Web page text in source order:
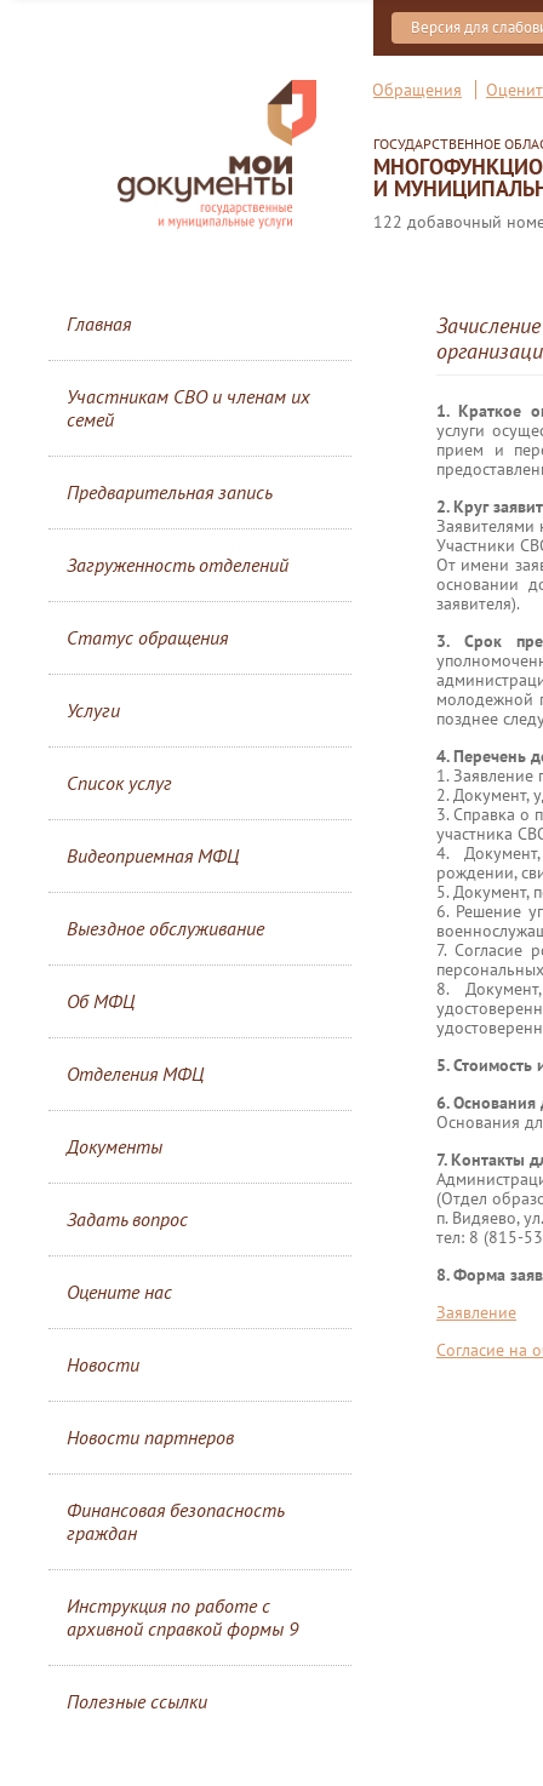
Версия для
Обращения
ГОСУДАРСТВЕННОЕ
И
122 добавочный
Главная
Участникам СВО и членам их
семей
Предварительная запись
Загруженность отделений
Статус обращения
Услуги
Список услуг
Видеоприемная МФЦ
Выездное обслуживание
Об МФЦ
Отделения МФЦ
Документы
Задать вопрос
Оцените нас
Новости
Новости партнеров
Финансовая безопасность
граждан
Инструкция по работе с
архивной справкой формы 9
Полезные ссылки
1. Краткое
услуги
прием и
2. Круг
Заявителями
Участники
От имени
основании
заявителя).
3. Срок
молодежной
позднее
4. Перечень
1. Заявление
2. Документ,
3. Справка о
участника
4.
рождении,
5. Документ,
6. Решение
7. Согласие
8.
5. Стоимость
6. Основания
Основания
7. Контакты
(Отдел
п. Видяево,
тел: 8 (815-
8. Форма
Заявление
Согласие на